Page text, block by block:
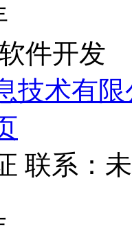
件开发
技术有
联系：